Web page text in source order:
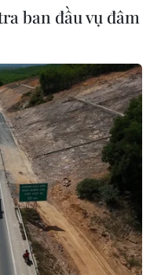
Tuân
cố
ban đầu vụ đâm